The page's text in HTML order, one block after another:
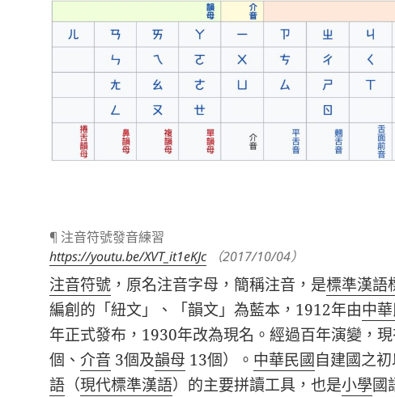
¶ 注音符號發音練習
https://youtu.be/XVT_it1eKJc（2017/10/04）
注音符號 ，原名注音字母，簡稱注音，是標準漢語
編創的「紐文」、「韻文」為藍本，1912年由中
年正式發布，1930年改為現名。經過百年演變，
個、介音 3個及韻母 13個）。 中華民國自建國之
語 （現代標準漢語）的主要拼讀工具，也是小學國